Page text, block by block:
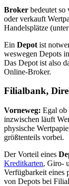
Broker bedeutet
oder verkauft
Handelsplätze
Ein Depot ist
weswegen Depots
Das Depot ist also
Online-Broker.
Filialbank,
Vorneweg: Egal ob
inzwischen läuft
physische
größtenteils vorbei.
Der Vorteil eines
Kreditkarten, Giro-
Verfügbarkeit eines
von Depots bei